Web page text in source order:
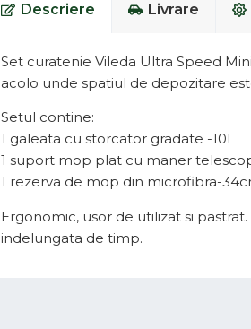
Descriere Livrare
Set curatenie Vileda Ultra Speed
acolo unde spatiul de depozitare
Setul contine:
1 galeata cu storcator gradate -10l
1 suport mop plat cu maner
1 rezerva de mop din microfibra-
Ergonomic, usor de utilizat si
indelungata de timp.